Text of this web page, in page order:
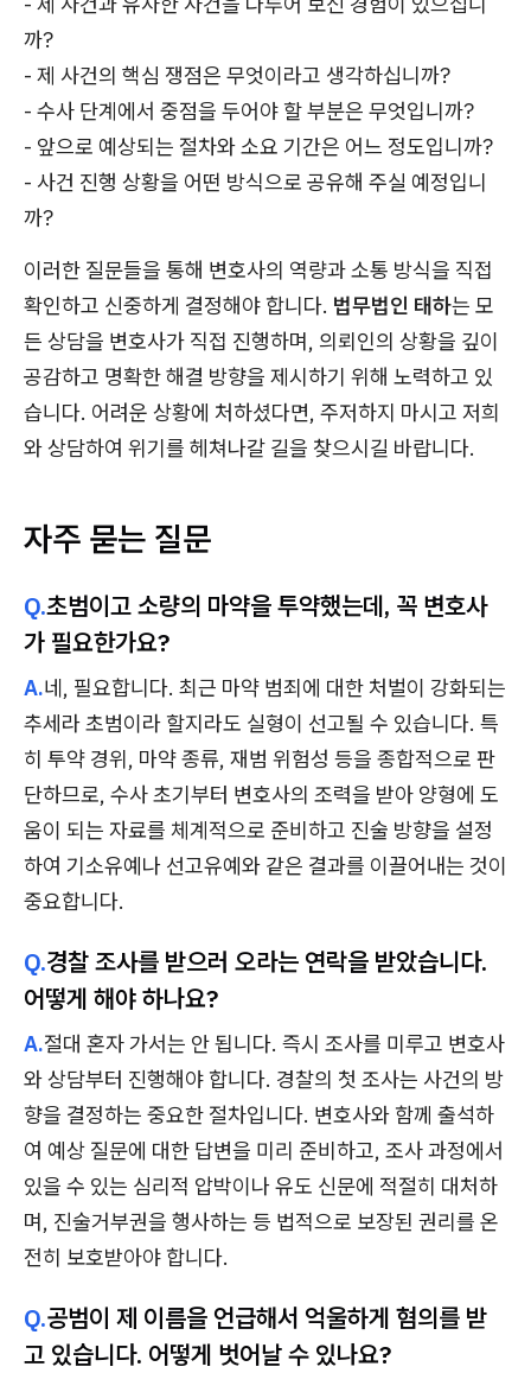
까?
- 제 사건의 핵심 쟁점은 무엇이라고 생각하십니까?
- 수사 단계에서 중점을 두어야 할 부분은 무엇입니까?
- 앞으로 예상되는 절차와 소요 기간은 어느 정도입니까?
- 사건 진행 상황을 어떤 방식으로 공유해 주실 예정입니
까?
이러한 질문들을 통해 변호사의 역량과 소통 방식을 직접
확인하고 신중하게 결정해야 합니다. 법무법인 태하는 모
든 상담을 변호사가 직접 진행하며, 의뢰인의 상황을 깊이
공감하고 명확한 해결 방향을 제시하기 위해 노력하고 있
습니다. 어려운 상황에 처하셨다면, 주저하지 마시고 저희
와 상담하여 위기를 헤쳐나갈 길을 찾으시길 바랍니다.
자주 묻는 질문
Q.초범이고 소량의 마약을 투약했는데, 꼭 변호사
가 필요한가요?
A.네, 필요합니다. 최근 마약 범죄에 대한 처벌이 강화되는
추세라 초범이라 할지라도 실형이 선고될 수 있습니다. 특
히 투약 경위, 마약 종류, 재범 위험성 등을 종합적으로 판
단하므로, 수사 초기부터 변호사의 조력을 받아 양형에 도
움이 되는 자료를 체계적으로 준비하고 진술 방향을 설정
하여 기소유예나 선고유예와 같은 결과를 이끌어내는 것이
중요합니다.
Q.경찰 조사를 받으러 오라는 연락을 받았습니다.
어떻게 해야 하나요?
A.절대 혼자 가서는 안 됩니다. 즉시 조사를 미루고 변호사
와 상담부터 진행해야 합니다. 경찰의 첫 조사는 사건의 방
향을 결정하는 중요한 절차입니다. 변호사와 함께 출석하
여 예상 질문에 대한 답변을 미리 준비하고, 조사 과정에서
있을 수 있는 심리적 압박이나 유도 신문에 적절히 대처하
며, 진술거부권을 행사하는 등 법적으로 보장된 권리를 온
전히 보호받아야 합니다.
Q.공범이 제 이름을 언급해서 억울하게 혐의를 받
고 있습니다. 어떻게 벗어날 수 있나요?